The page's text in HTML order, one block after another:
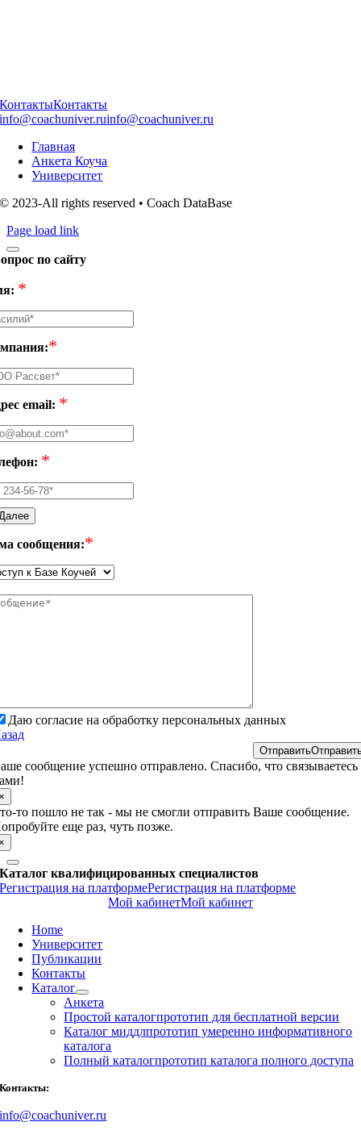
КонтактыКонтакты
info@coachuniver.ruinfo@coachuniver.ru
Главная
Анкета Коуча
Университет
© 2023-All rights reserved • Coach DataBase
Page load link
по сайту
*
*
email: *
*
сообщения:*
Даю согласие на обработку персональных данных
Отправить
сообщение успешно отправлено. Спасибо, что связываетесь
то пошло не так - мы не смогли отправить Ваше сообщение.
еще раз, чуть позже.
Каталог квалифицированных специалистов
Регистрация на платформеРегистрация на платформе
Мой кабинетМой кабинет
Home
Университет
Публикации
Контакты
Каталог
Анкета
Простой каталогпрототип для бесплатной версии
Каталог миддлпрототип умеренно информативного
каталога
Полный каталогпрототип каталога полного доступа
Контакты:
info@coachuniver.ru